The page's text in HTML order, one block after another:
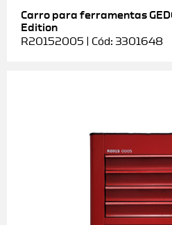
Carro para ferramentas
Edition
R20152005 | Cód: 3301648